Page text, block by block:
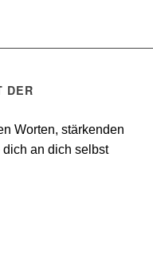
DER
Worten, stärkenden
an dich selbst